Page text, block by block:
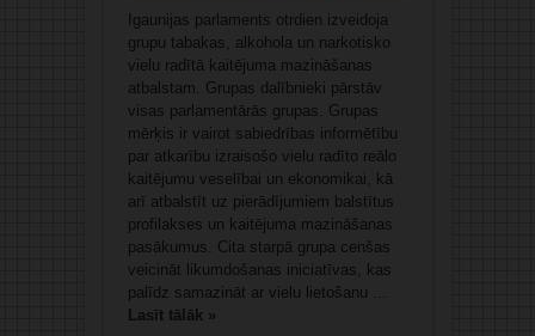
Igaunijas parlaments otrdien izveidoja
grupu tabakas, alkohola un narkotisko
vielu radītā kaitējuma mazināšanas
atbalstam. Grupas dalībnieki pārstāv
visas parlamentārās grupas. Grupas
mērķis ir vairot sabiedrības informētību
par atkarību izraisošo vielu radīto reālo
kaitējumu veselībai un ekonomikai, kā
arī atbalstīt uz pierādījumiem balstītus
profilakses un kaitējuma mazināšanas
pasākumus. Cita starpā grupa cenšas
veicināt likumdošanas iniciatīvas, kas
palīdz samazināt ar vielu lietošanu ...
Lasīt tālāk »